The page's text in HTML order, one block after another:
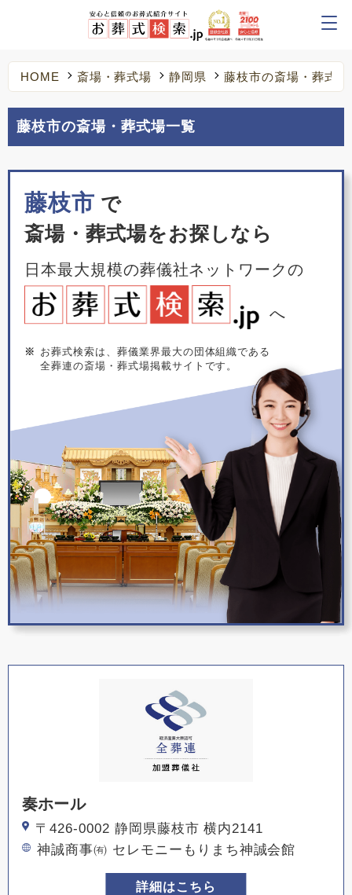
HOME 斎場・葬式場 静岡県 藤枝市の斎場・葬式場
藤枝市の斎場・葬式場一覧
藤枝市 で
斎場・葬式場をお探しなら
日本最大規模の葬儀社ネットワークの
へ
※
お葬式検索は、葬儀業界最大の団体組織である
全葬連の斎場・葬式場掲載サイトです。
奏ホール
〒426-0002 静岡県藤枝市 横内2141
神誠商事㈲ セレモニーもりまち神誠会館
詳細はこちら